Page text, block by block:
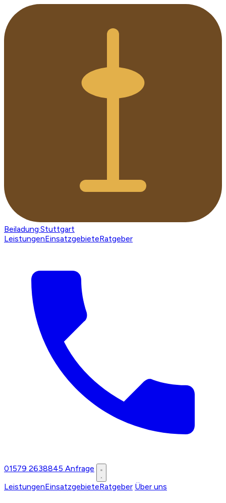
Beiladung·Stuttgart
LeistungenEinsatzgebieteRatgeber
01579 2638845 Anfrage
LeistungenEinsatzgebieteRatgeber Über uns